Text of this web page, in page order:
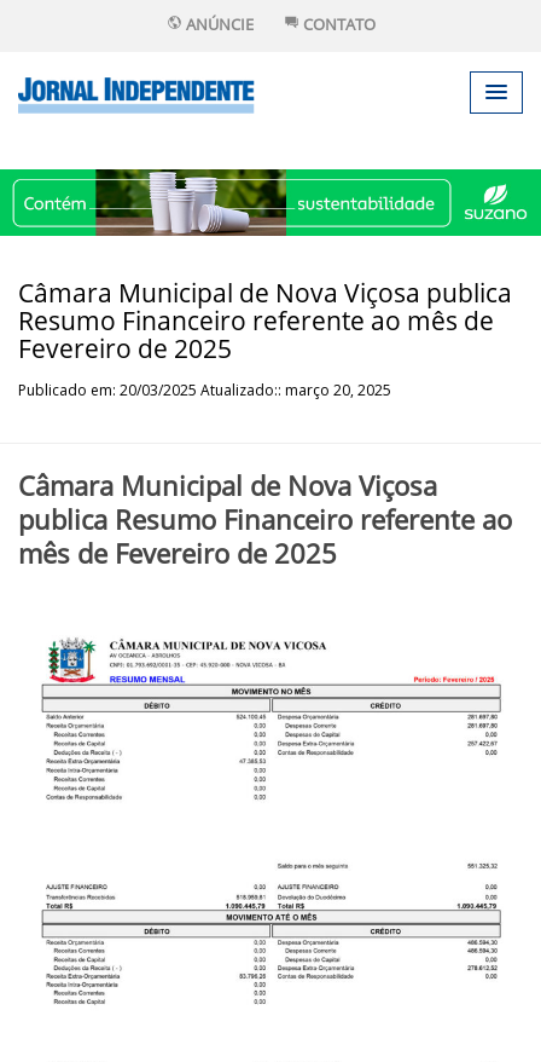
ANÚNCIE CONTATO
Câmara Municipal de Nova Viçosa publica
Resumo Financeiro referente ao mês de
Fevereiro de 2025
Publicado em: 20/03/2025 Atualizado:: março 20, 2025
Câmara Municipal de Nova Viçosa
publica Resumo Financeiro referente ao
mês de Fevereiro de 2025